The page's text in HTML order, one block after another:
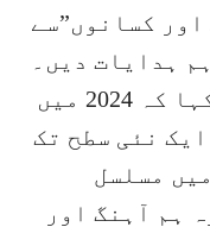
کسانوں”سے
ہدایات دیں۔
بدھ کے روز شی جن پھنگ نے کہا کہ 2024 میں
نئی سطح تک
مسلسل
ہم آہنگ اور